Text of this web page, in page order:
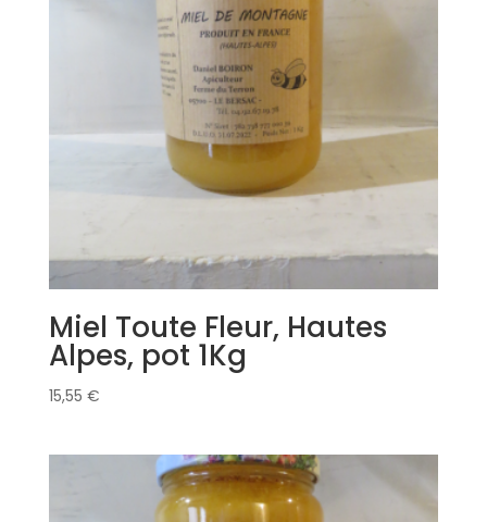
Miel Toute Fleur, Hautes
Alpes, pot 1Kg
15,55 €